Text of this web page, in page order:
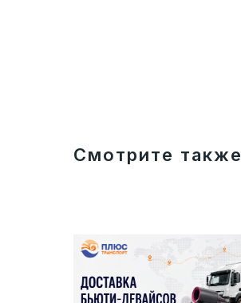
Смотрите также